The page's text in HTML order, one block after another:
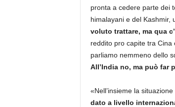
pronta a cedere parte dei
himalayani e del Kashmir,
voluto trattare, ma qua
reddito pro capite tra Cina
parliamo nemmeno dello
All’India no, ma può far
«Nell’insieme la
dato a livello